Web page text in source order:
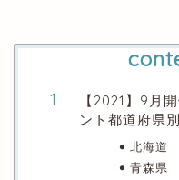
【2021】9月
ント都道府県
北海道
青森県